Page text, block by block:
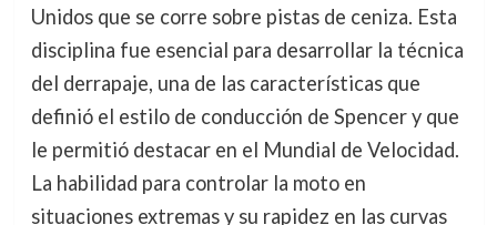
Unidos que se corre sobre pistas de ceniza. Esta
disciplina fue esencial para desarrollar la técnica
del derrapaje, una de las características que
definió el estilo de conducción de Spencer y que
le permitió destacar en el Mundial de Velocidad.
La habilidad para controlar la moto en
situaciones extremas y su rapidez en las curvas